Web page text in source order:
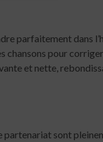
parfaitement dans
chansons pour
et nette,
sont